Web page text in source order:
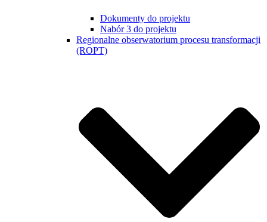
Dokumenty do projektu
Nabór 3 do projektu
Regionalne obserwatorium procesu transformacji
(ROPT)